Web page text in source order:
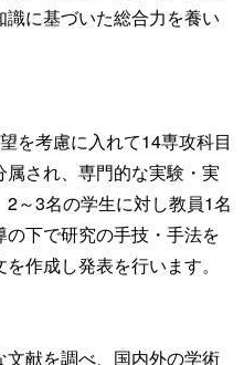
に基づいた総合力を養い
を考慮に入れて14専攻科目
され、専門的な実験・実
～3名の学生に対し教員1名
下で研究の手技・手法を
作成し発表を行います。
献を調べ、国内外の学術